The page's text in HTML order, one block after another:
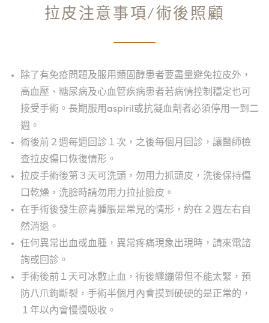
拉皮注意事項/術後照顧
除了有免疫問題及服用類固醇患者要盡量避免拉皮外，
高血壓、糖尿病及心血管疾病患者若病情控制穩定也可
接受手術。長期服用aspiril或抗凝血劑者必須停用一到二
週。
術後前２週每週回診１次，之後每個月回診，讓醫師檢
查拉皮傷口恢復情形。
拉皮手術後第３天可洗頭，勿用力抓頭皮，洗後保持傷
口乾燥，洗臉時請勿用力拉扯臉皮。
在手術後發生瘀青腫脹是常見的情形，約在２週左右自
然消退。
任何異常出血或血腫，異常疼痛現象出現時，請來電諮
詢或回診。
手術後前１天可冰敷止血，術後纏繃帶但不能太緊，預
防八爪鉤斷裂，手術半個月內會摸到硬硬的是正常的，
１年以內會慢慢吸收。